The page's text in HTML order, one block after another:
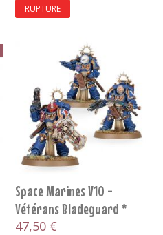
RUPTURE
Space Marines V10 -
Vétérans Bladeguard *
47,50 €